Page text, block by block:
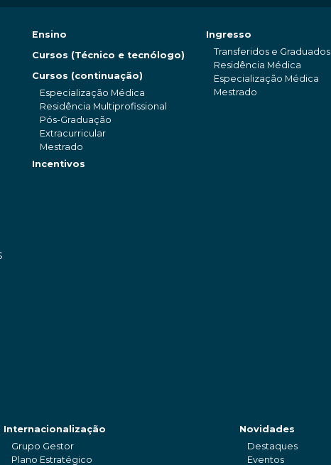
Ensino
Cursos (Técnico e tecnólogo)
Cursos (continuação)
Especialização Médica
Residência Multiprofissional
Pós-Graduação
Extracurricular
Mestrado
Incentivos
Ingresso
Transferidos e Graduados
Residência Médica
Especialização Médica
Mestrado
Internacionalização
Grupo Gestor
Plano Estratégico
Novidades
Destaques
Eventos